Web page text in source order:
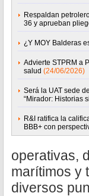
Respaldan
36 y aprueban
¿Y MOY Balderas
Advierte STPRM a
salud (24/06/2026)
Será la UAT sede
“Mirador: Historias
R&I ratifica la
BBB+ con
operativas,
marítimos y
diversos